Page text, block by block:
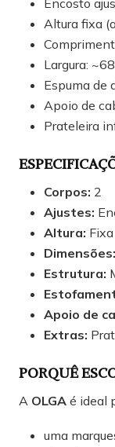
Encosto
Altura fixa
Largura:
Espuma de
Apoio de
Prateleira
Corpos: 2
Ajustes:
Altura:
Dimensões:
Estrutura:
Apoio de
Extras:
PORQUÊ
A OLGA é ideal
uma